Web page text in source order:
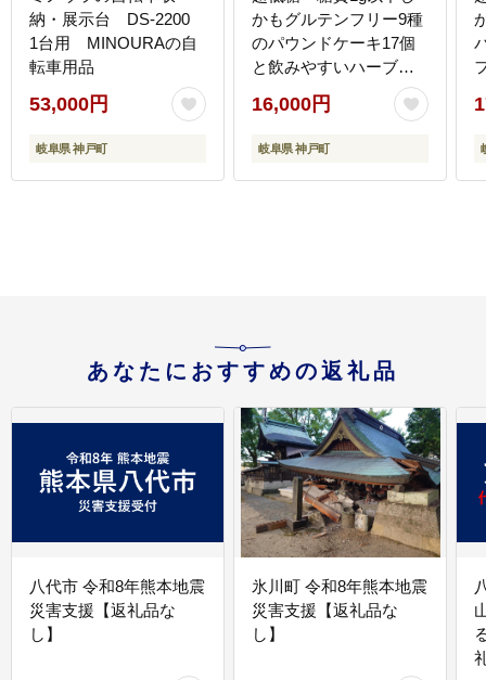
納・展示台 DS-2200
1台用 MINOURAの自
転車用品
53,000円
岐阜県 神戸町
かもグルテンフリー9種
のパウンドケーキ17個
と飲みやすいハーブテ
ィーのセット
16,000円
岐阜県 神戸町
あなたにおすすめの返礼品
八代市 令和8年熊本地震
災害支援【返礼品な
し】
氷川町 令和8年熊本地震
災害支援【返礼品な
し】